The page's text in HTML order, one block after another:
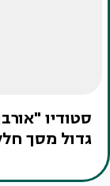
סטודיו
גדול מסך